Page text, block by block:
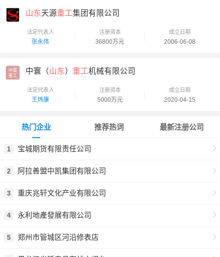
山东天源重工集团有限公司
法定代表人
张永伟
注册资本
36800万元
成立日期
2006-06-08
中寰
重工
中寰（山东） 重工机械有限公司
法定代表人
王炜康
注册资本
5000万元
成立日期
2020-04-15
热门企业
1 宝城期货有限责任公司
2 阿拉善盟中凯集团有限公司
3 重庆兆轩文化产业有限公司
4 永利地產發展有限公司
5 郑州市管城区河沿修表店
推荐热词 最新注册公司